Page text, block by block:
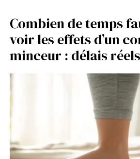
Combien de temps
voir les effets d’un
minceur : délais réels